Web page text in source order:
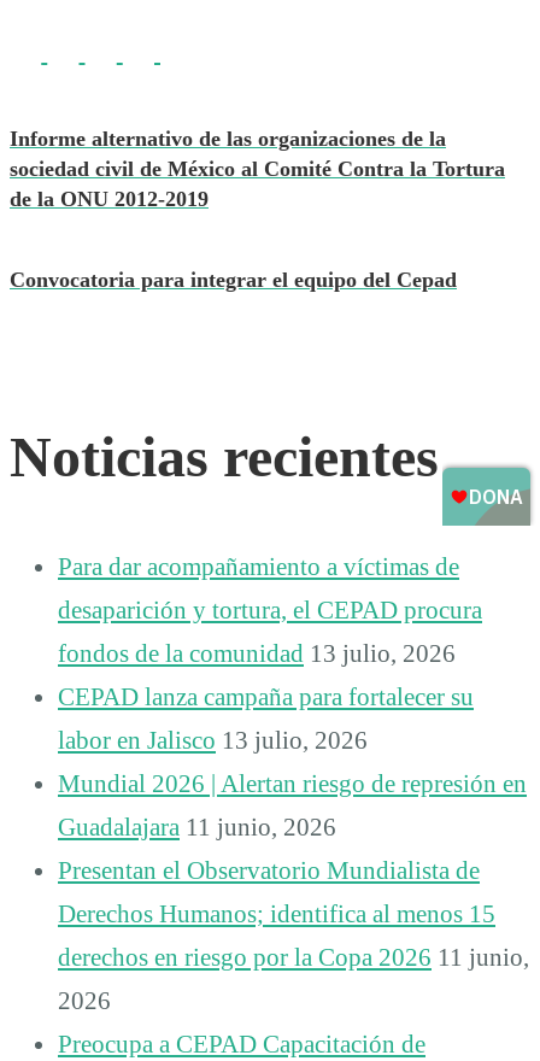
Informe alternativo de las organizaciones de la
sociedad civil de México al Comité Contra la Tortura
de la ONU 2012-2019
Convocatoria para integrar el equipo del Cepad
Noticias recientes
Para dar acompañamiento a víctimas de
desaparición y tortura, el CEPAD procura
fondos de la comunidad 13 julio, 2026
CEPAD lanza campaña para fortalecer su
labor en Jalisco 13 julio, 2026
Mundial 2026 | Alertan riesgo de represión en
Guadalajara 11 junio, 2026
Presentan el Observatorio Mundialista de
Derechos Humanos; identifica al menos 15
derechos en riesgo por la Copa 2026 11 junio,
2026
Preocupa a CEPAD Capacitación de